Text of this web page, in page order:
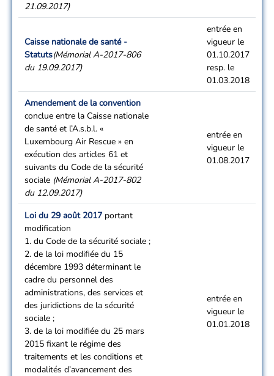
21.09.2017)
Caisse nationale de santé -
Statuts(Mémorial A-2017-806
du 19.09.2017)
entrée en
vigueur le
01.10.2017
resp. le
01.03.2018
Amendement de la convention
conclue entre la Caisse nationale
de santé et l’A.s.b.l. «
Luxembourg Air Rescue » en
exécution des articles 61 et
suivants du Code de la sécurité
sociale (Mémorial A-2017-802
du 12.09.2017)
entrée en
vigueur le
01.08.2017
Loi du 29 août 2017 portant
modification
1. du Code de la sécurité sociale ;
2. de la loi modifiée du 15
décembre 1993 déterminant le
cadre du personnel des
administrations, des services et
des juridictions de la sécurité
sociale ;
3. de la loi modifiée du 25 mars
2015 fixant le régime des
traitements et les conditions et
modalités d’avancement des
entrée en
vigueur le
01.01.2018